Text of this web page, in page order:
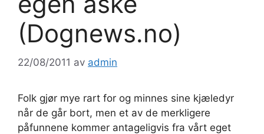
(Dognews.no)
22/08/2011 av admin
Folk gjør mye rart for og minnes sine kjæledyr
når de går bort, men et av de merkligere
påfunnene kommer antageligvis fra vårt eget